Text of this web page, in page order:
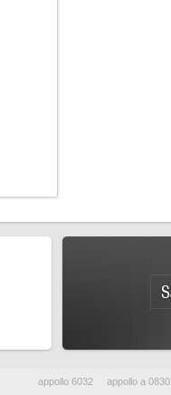
appollo 6032 appollo a 0830